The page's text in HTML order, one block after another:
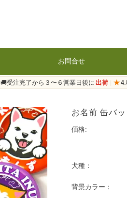
お問合せ
🚚受注完了から３〜６営業日後に 出荷 | ★
お名前 缶バ
価格:
犬種：
背景カラー：